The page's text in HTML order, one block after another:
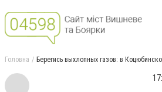
Головна Берегись выхлопных газов: в